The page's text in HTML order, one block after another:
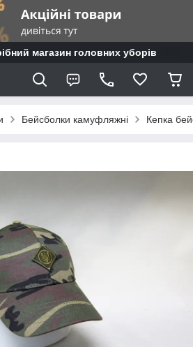
магазин головних уборів
Бейсболки камуфляжні Кепка